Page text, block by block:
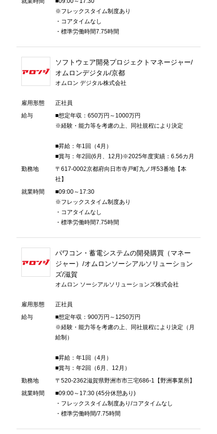
※フレックスタイム制度あり
・コアタイムなし
・標準労働時間7.75時間
ソフトウェア開発プロジェクトマネージャー/
オムロンデジタル/京都
オムロン デジタル株式会社
雇用形態
正社員
給与
■想定年収：650万円～1000万円
※経験・能力等を考慮の上、同社規程により決定
■昇給：年1回（4月）
■賞与：年2回(6月、12月)※2025年度実績：6.56カ月
勤務地
〒617-0002京都府向日市寺戸町九ノ坪53番地【本
社】
就業時間
■09:00～17:30
※フレックスタイム制度あり
・コアタイムなし
・標準労働時間7.75時間
パワコン・蓄電システムの開発購買（マネー
ジャー）/オムロンソーシアルソリューション
ズ/滋賀
オムロン ソーシアルソリューションズ株式会社
雇用形態
正社員
給与
■想定年収：900万円～1250万円
※経験・能力等を考慮の上、同社規程により決定（月
給制）
■昇給：年1回（4月）
■賞与：年2回（6月、12月）
勤務地
〒520-2362滋賀県野洲市市三宅686-1【野洲事業所】
就業時間
■09:00～17:30 (45分休憩あり)
・フレックスタイム制度あり/コアタイムなし
・標準労働時間/7.75時間